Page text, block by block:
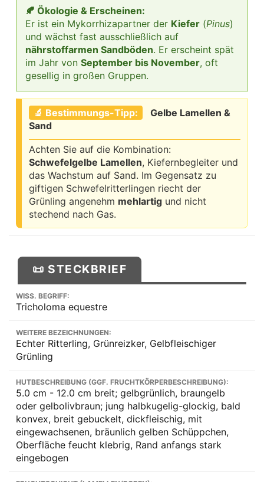
🍂 Ökologie & Erscheinen:
Er ist ein Mykorrhizapartner der Kiefer (Pinus)
und wächst fast ausschließlich auf
nährstoffarmen Sandböden. Er erscheint spät
im Jahr von September bis November, oft
gesellig in großen Gruppen.
🔬 Bestimmungs-Tipp:
Gelbe Lamellen &
Sand
Achten Sie auf die Kombination:
Schwefelgelbe Lamellen, Kiefernbegleiter und
das Wachstum auf Sand. Im Gegensatz zu
giftigen Schwefelritterlingen riecht der
Grünling angenehm mehlartig und nicht
stechend nach Gas.
📜 STECKBRIEF
WISS. BEGRIFF:
Tricholoma equestre
WEITERE BEZEICHNUNGEN:
Echter Ritterling, Grünreizker, Gelbfleischiger
Grünling
HUTBESCHREIBUNG (GGF. FRUCHTKÖRPERBESCHREIBUNG):
5.0 cm - 12.0 cm breit; gelbgrünlich, braungelb
oder gelbolivbraun; jung halbkugelig-glockig, bald
konvex, breit gebuckelt, dickfleischig, mit
eingewachsenen, bräunlich gelben Schüppchen,
Oberfläche feucht klebrig, Rand anfangs stark
eingebogen